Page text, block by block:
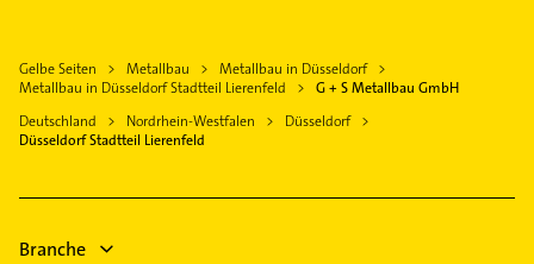
Haan Rheinland
Dormagen
Kaarst
Immobilienmakler
Bauunternehmen
Schreiner
Rechtsanwalt
Kammerjäger
Gelbe Seiten Metallbau
Metallbau in Düsseldorf
Metallbau in Düsseldorf Stadtteil Lierenfeld
G + S Metallbau GmbH
Deutschland
Nordrhein-Westfalen
Düsseldorf
Düsseldorf Stadtteil Lierenfeld
Branche